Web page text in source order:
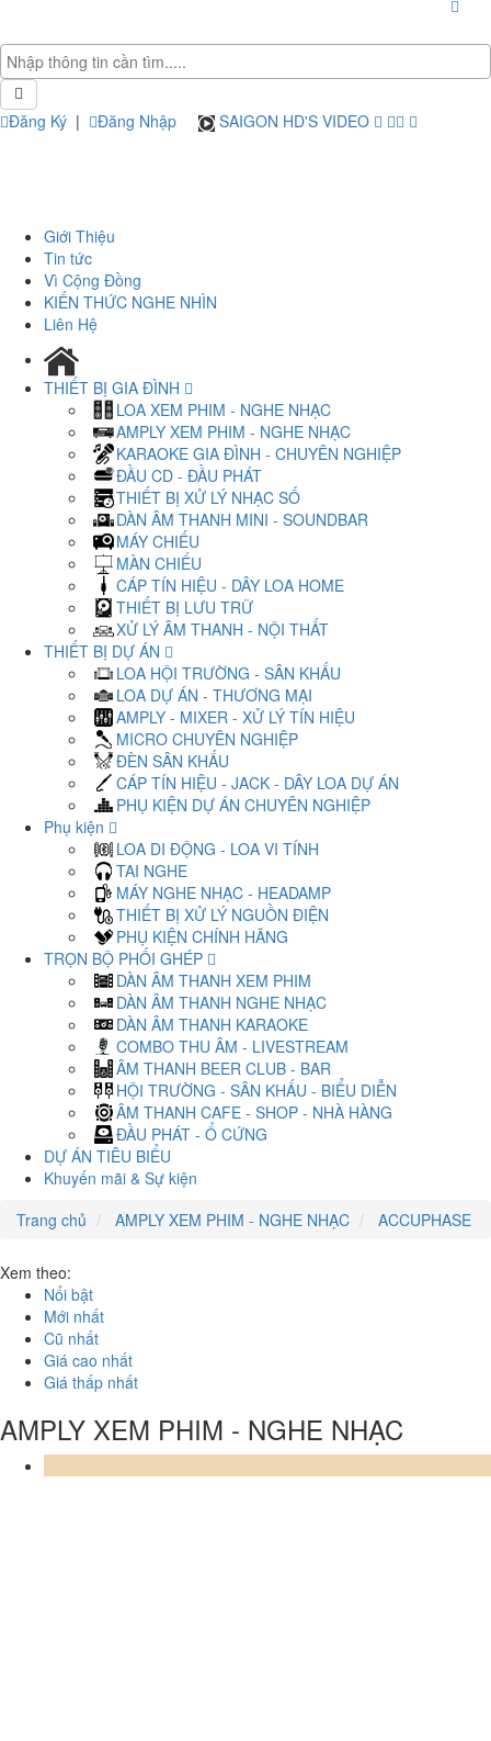
Đăng Ký | Đăng Nhập SAIGON HD'S VIDEO
Giới Thiệu
Tin tức
Vì Cộng Đồng
KIẾN THỨC NGHE NHÌN
Liên Hệ
THIẾT BỊ GIA ĐÌNH
LOA XEM PHIM - NGHE NHẠC
AMPLY XEM PHIM - NGHE NHẠC
KARAOKE GIA ĐÌNH - CHUYÊN NGHIỆP
ĐẦU CD - ĐẦU PHÁT
THIẾT BỊ XỬ LÝ NHẠC SỐ
DÀN ÂM THANH MINI - SOUNDBAR
MÁY CHIẾU
MÀN CHIẾU
CÁP TÍN HIỆU - DÂY LOA HOME
THIẾT BỊ LƯU TRỮ
XỬ LÝ ÂM THANH - NỘI THẤT
THIẾT BỊ DỰ ÁN
LOA HỘI TRƯỜNG - SÂN KHẤU
LOA DỰ ÁN - THƯƠNG MẠI
AMPLY - MIXER - XỬ LÝ TÍN HIỆU
MICRO CHUYÊN NGHIỆP
ĐÈN SÂN KHẤU
CÁP TÍN HIỆU - JACK - DÂY LOA DỰ ÁN
PHỤ KIỆN DỰ ÁN CHUYÊN NGHIỆP
Phụ kiện
LOA DI ĐỘNG - LOA VI TÍNH
TAI NGHE
MÁY NGHE NHẠC - HEADAMP
THIẾT BỊ XỬ LÝ NGUỒN ĐIỆN
PHỤ KIỆN CHÍNH HÃNG
TRỌN BỘ PHỐI GHÉP
DÀN ÂM THANH XEM PHIM
DÀN ÂM THANH NGHE NHẠC
DÀN ÂM THANH KARAOKE
COMBO THU ÂM - LIVESTREAM
ÂM THANH BEER CLUB - BAR
HỘI TRƯỜNG - SÂN KHẤU - BIỂU DIỄN
ÂM THANH CAFE - SHOP - NHÀ HÀNG
ĐẦU PHÁT - Ổ CỨNG
DỰ ÁN TIÊU BIỂU
Khuyến mãi & Sự kiện
Trang chủ
AMPLY XEM PHIM - NGHE NHẠC ACCUPHASE
Xem theo:
Nổi bật
Mới nhất
Cũ nhất
Giá cao nhất
Giá thấp nhất
AMPLY XEM PHIM - NGHE NHẠC